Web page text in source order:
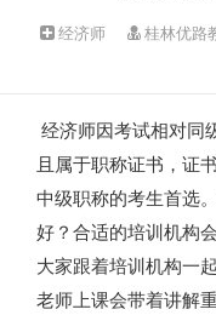
经济师 桂林优路
经济师因考试相对同
且属于职称证书，证
中级职称的考生首选
好？合适的培训机构
大家跟着培训机构一
老师上课会带着讲解